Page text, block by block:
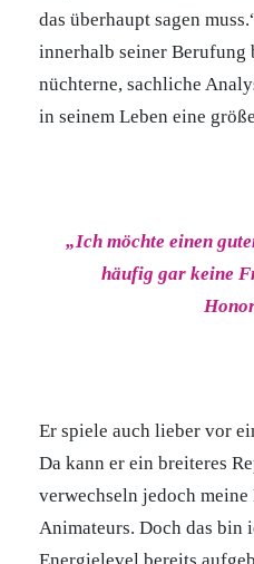
das überhaupt sagen
innerhalb seiner Berufung
nüchterne, sachliche
in seinem Leben eine
„Ich möchte einen
häufig gar keine
Er spiele auch lieber vor
Da kann er ein breiteres
verwechseln jedoch
Animateurs. Doch das bin